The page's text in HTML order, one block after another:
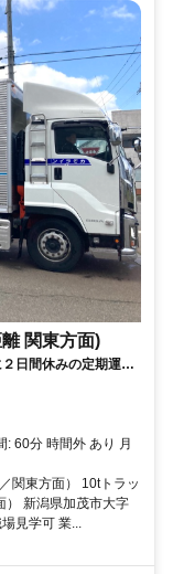
関東方面)
日間休みの定期運行
60分 時間外 あり 月
関東方面） 10tトラッ
） 新潟県加茂市大字
見学可 業...